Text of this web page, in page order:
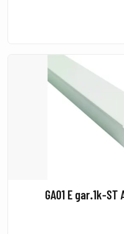
GA01 E gar.1k-ST